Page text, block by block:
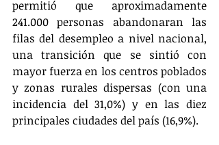
permitió que aproximadamente
241.000 personas abandonaran las
filas del desempleo a nivel nacional,
una transición que se sintió con
mayor fuerza en los centros poblados
y zonas rurales dispersas (con una
incidencia del 31,0%) y en las diez
principales ciudades del país (16,9%).